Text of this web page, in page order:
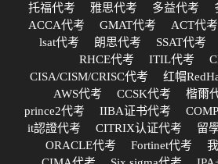
托福代考 雅思代考 多益代考
ACCA代考
GMAT代考 ACT代考
lsat代考
朗思代考 SSAT代考
RHCE代考
ITIL代考
CISA/CISM/CRISC代考
红帽
AWS代考
CCSK代考 楷爾
prince2代考
IIBA证书代考
it認證代考
CITRIX认证代考 留
ORACLE代考
Fortinet代考